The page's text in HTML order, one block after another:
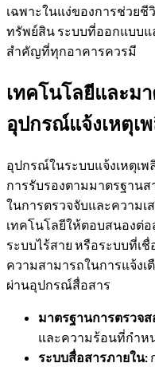
เฉพาะในแง่ของการช่วย
ทรัพย์สิน ระบบที่ออกแบบแ
สำคัญที่ทุกอาคารควรมี
เทคโนโลยีและม
อุปกรณ์แจ้งเหตุเ
อุปกรณ์ในระบบแจ้งเหตุเ
การรับรองตามมาตรฐานส
ในการตรวจจับและความ
เทคโนโลยีให้ตอบสนองต่
ระบบไร้สาย หรือระบบที่เ
ความสามารถในการแจ้งเ
ผ่านอุปกรณ์สื่อสาร
มาตรฐานการตรวจส
และความร้อนที่กำห
ระบบสื่อสารภายใน: